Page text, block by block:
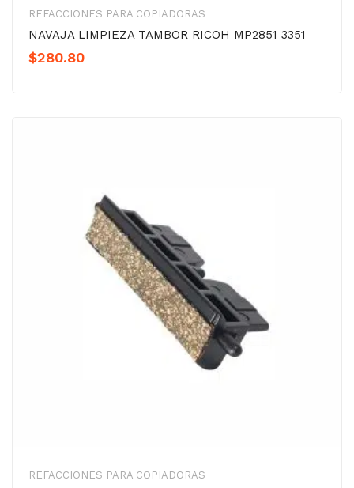
REFACCIONES PARA COPIADORAS
NAVAJA LIMPIEZA TAMBOR RICOH MP2851 3351
$280.80
REFACCIONES PARA COPIADORAS